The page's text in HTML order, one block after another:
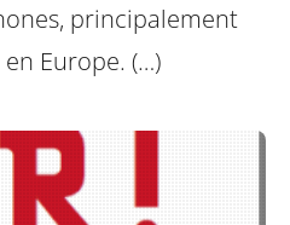
principalement
Europe. (…)